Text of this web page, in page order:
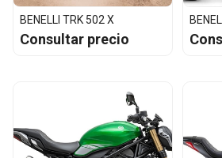
BENELLI TRK 502 X
Consultar precio